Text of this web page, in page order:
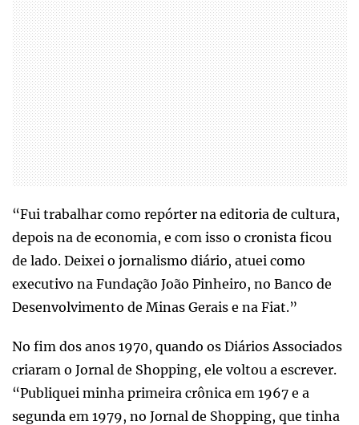
“Fui trabalhar como repórter na editoria de cultura,
depois na de economia, e com isso o cronista ficou
de lado. Deixei o jornalismo diário, atuei como
executivo na Fundação João Pinheiro, no Banco de
Desenvolvimento de Minas Gerais e na Fiat.”
No fim dos anos 1970, quando os Diários Associados
criaram o Jornal de Shopping, ele voltou a escrever.
“Publiquei minha primeira crônica em 1967 e a
segunda em 1979, no Jornal de Shopping, que tinha